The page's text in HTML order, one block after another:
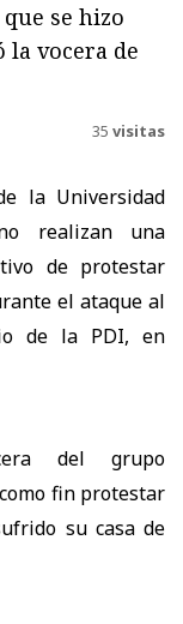
se hizo
la vocera de
35 visitas
la Universidad
realizan una
de protestar
el ataque al
de la PDI, en
del grupo
fin protestar
su casa de